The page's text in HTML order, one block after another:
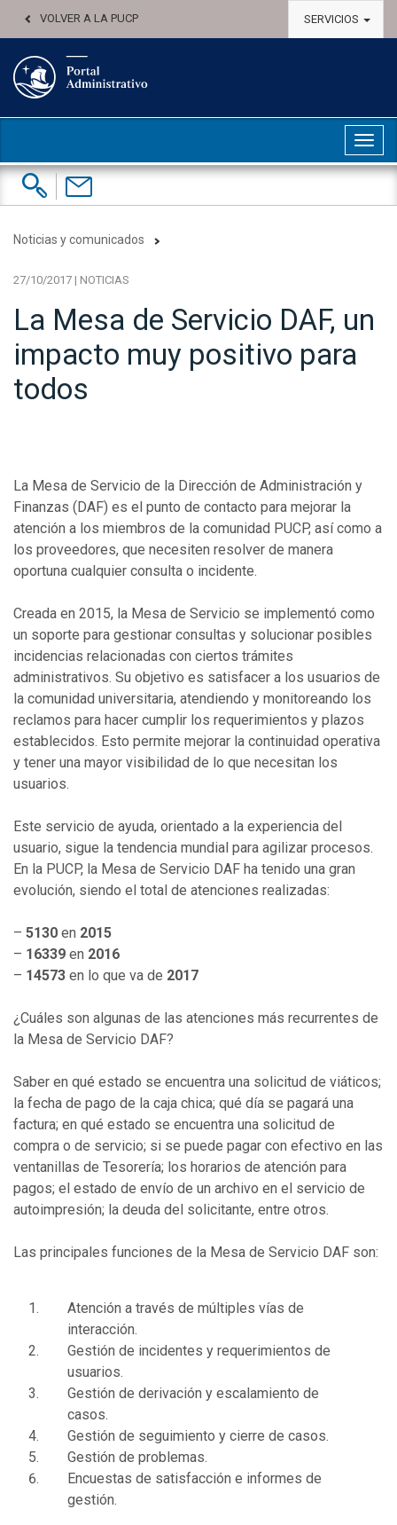
VOLVER A LA PUCP SERVICIOS
Buscar:
Contáctenos
Noticias y comunicados
27/10/2017 | NOTICIAS
La Mesa de Servicio DAF, un
impacto muy positivo para
todos
La Mesa de Servicio de la Dirección de Administración y
Finanzas (DAF) es el punto de contacto para mejorar la
atención a los miembros de la comunidad PUCP, así como a
los proveedores, que necesiten resolver de manera
oportuna cualquier consulta o incidente.
Creada en 2015, la Mesa de Servicio se implementó como
un soporte para gestionar consultas y solucionar posibles
incidencias relacionadas con ciertos trámites
administrativos. Su objetivo es satisfacer a los usuarios de
la comunidad universitaria, atendiendo y monitoreando los
reclamos para hacer cumplir los requerimientos y plazos
establecidos. Esto permite mejorar la continuidad operativa
y tener una mayor visibilidad de lo que necesitan los
usuarios.
Este servicio de ayuda, orientado a la experiencia del
usuario, sigue la tendencia mundial para agilizar procesos.
En la PUCP, la Mesa de Servicio DAF ha tenido una gran
evolución, siendo el total de atenciones realizadas:
– 5130 en 2015
– 16339 en 2016
– 14573 en lo que va de 2017
¿Cuáles son algunas de las atenciones más recurrentes de
la Mesa de Servicio DAF?
Saber en qué estado se encuentra una solicitud de viáticos;
la fecha de pago de la caja chica; qué día se pagará una
factura; en qué estado se encuentra una solicitud de
compra o de servicio; si se puede pagar con efectivo en las
ventanillas de Tesorería; los horarios de atención para
pagos; el estado de envío de un archivo en el servicio de
autoimpresión; la deuda del solicitante, entre otros.
Las principales funciones de la Mesa de Servicio DAF son:
Atención a través de múltiples vías de
interacción.
Gestión de incidentes y requerimientos de
usuarios.
Gestión de derivación y escalamiento de
casos.
Gestión de seguimiento y cierre de casos.
Gestión de problemas.
Encuestas de satisfacción e informes de
gestión.